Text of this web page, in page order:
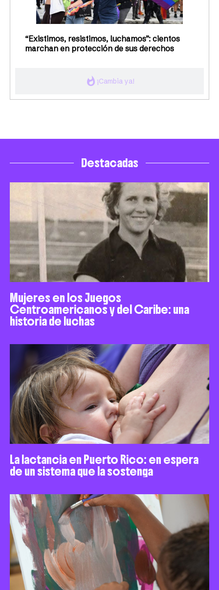
whatshot ¡Cambia ya!
“Existimos, resistimos, luchamos”: cientos
marchan en protección de sus derechos
Destacadas
Mujeres en los Juegos
Centroamericanos y del Caribe: una
historia de luchas
La lactancia en Puerto Rico: en espera
de un sistema que la sostenga